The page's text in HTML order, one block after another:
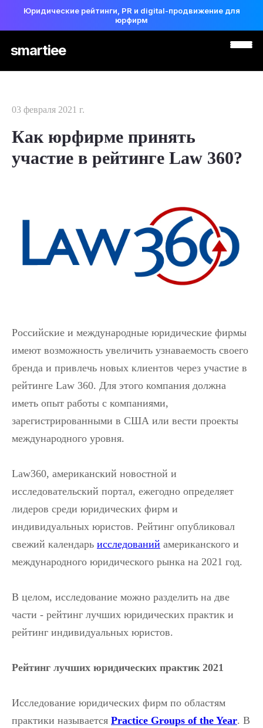
Юридические рейтинги, PR и digital-продвижение для
юрфирм
smartiee
03 февраля 2021 г.
Как юрфирме принять
участие в рейтинге Law 360?
Российские и международные юридические фирмы
имеют возможность увеличить узнаваемость своего
бренда и привлечь новых клиентов через участие в
рейтинге Law 360. Для этого компания должна
иметь опыт работы с компаниями,
зарегистрированными в США или вести проекты
международного уровня.
Law360, американский новостной и
исследовательский портал, ежегодно определяет
лидеров среди юридических фирм и
индивидуальных юристов. Рейтинг опубликовал
свежий календарь исследований американского и
международного юридического рынка на 2021 год.
В целом, исследование можно разделить на две
части - рейтинг лучших юридических практик и
рейтинг индивидуальных юристов.
Рейтинг лучших юридических практик 2021
Исследование юридических фирм по областям
практики называется Practice Groups of the Year. В